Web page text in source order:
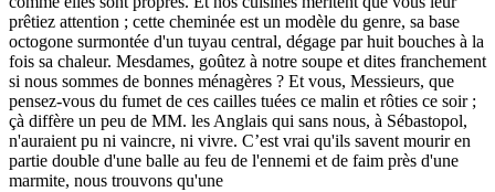
prêtiez attention ; cette cheminée est un modèle du genre, sa base
octogone surmontée d'un tuyau central, dégage par huit bouches à la
fois sa chaleur. Mesdames, goûtez à notre soupe et dites franchement
si nous sommes de bonnes ménagères ? Et vous, Messieurs, que
pensez-vous du fumet de ces cailles tuées ce malin et rôties ce soir ;
çà diffère un peu de MM. les Anglais qui sans nous, à Sébastopol,
n'auraient pu ni vaincre, ni vivre. C’est vrai qu'ils savent mourir en
partie double d'une balle au feu de l'ennemi et de faim près d'une
marmite, nous trouvons qu'une